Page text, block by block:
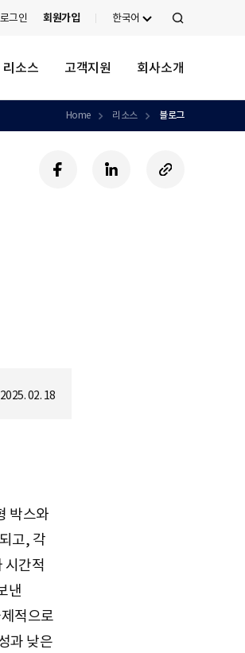
로그인 회원가입 한국어
검
리소스 고객지원 회사소개
Home 리소스 블로그
2025. 02. 18
박스와
고, 각
시간적
낸
적으로
과 낮은